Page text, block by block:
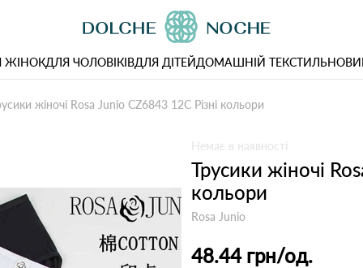
ЖІНОКДЛЯ ЧОЛОВІКІВДЛЯ ДІТЕЙДОМАШНІЙ ТЕКСТИЛЬ
жіночі Rosa Junio CZ6843 12С Різні кольори
Немає в наявності
Трусики жіночі
кольори
Rosa Junio
48.44 грн/од.